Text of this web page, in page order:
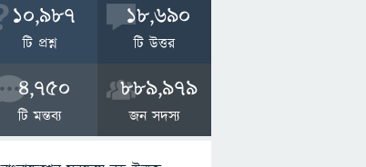
10,987
টি প্রশ্ন
18,690
টি উত্তর
4,750
টি মন্তব্য
889,979
জন সদস্য